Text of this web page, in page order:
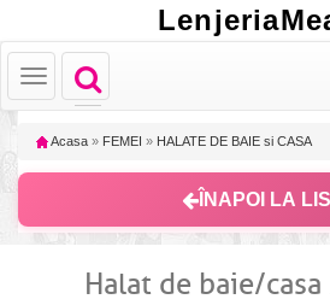
Toggle
navigation
Toggle
navigation
Acasa » FEMEI » HALATE DE BAIE si CASA
ÎNAPOI LA
Halat de baie/casa